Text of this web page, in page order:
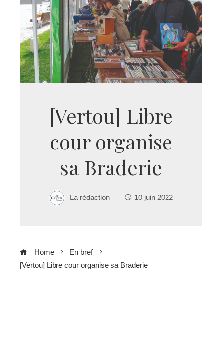
[Vertou] Libre
cour organise
sa Braderie
La rédaction 10 juin 2022
Home
En bref
[Vertou] Libre cour organise sa Braderie